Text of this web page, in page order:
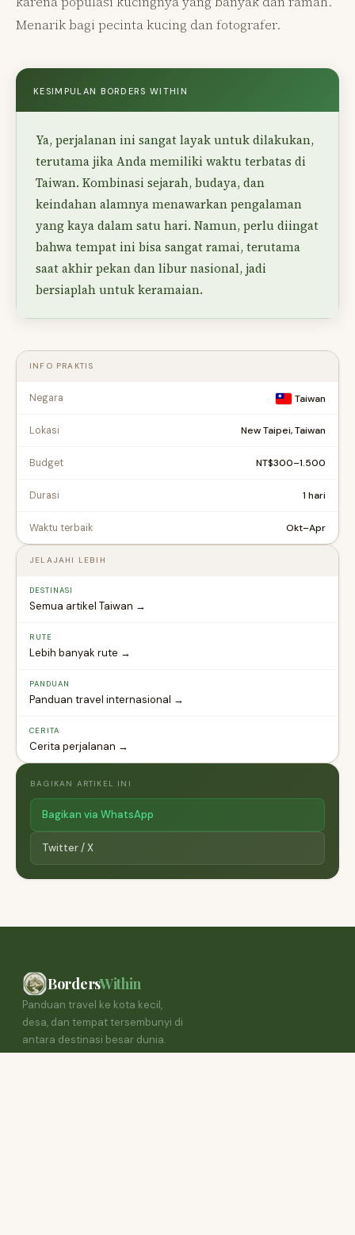
Menarik bagi pecinta kucing dan fotografer.
KESIMPULAN BORDERS WITHIN
Ya, perjalanan ini sangat layak untuk dilakukan,
terutama jika Anda memiliki waktu terbatas di
Taiwan. Kombinasi sejarah, budaya, dan
keindahan alamnya menawarkan pengalaman
yang kaya dalam satu hari. Namun, perlu diingat
bahwa tempat ini bisa sangat ramai, terutama
saat akhir pekan dan libur nasional, jadi
bersiaplah untuk keramaian.
INFO PRAKTIS
Negara Taiwan
Lokasi New Taipei, Taiwan
Budget NT$300–1.500
Durasi 1 hari
Waktu terbaik Okt–Apr
JELAJAHI LEBIH
DESTINASI
Semua artikel Taiwan →
RUTE
Lebih banyak rute →
PANDUAN
Panduan travel internasional →
CERITA
Cerita perjalanan →
BAGIKAN ARTIKEL INI
Bagikan via WhatsApp
Twitter / X
BordersWithin
Panduan travel ke kota kecil,
desa, dan tempat tersembunyi di
antara destinasi besar dunia.